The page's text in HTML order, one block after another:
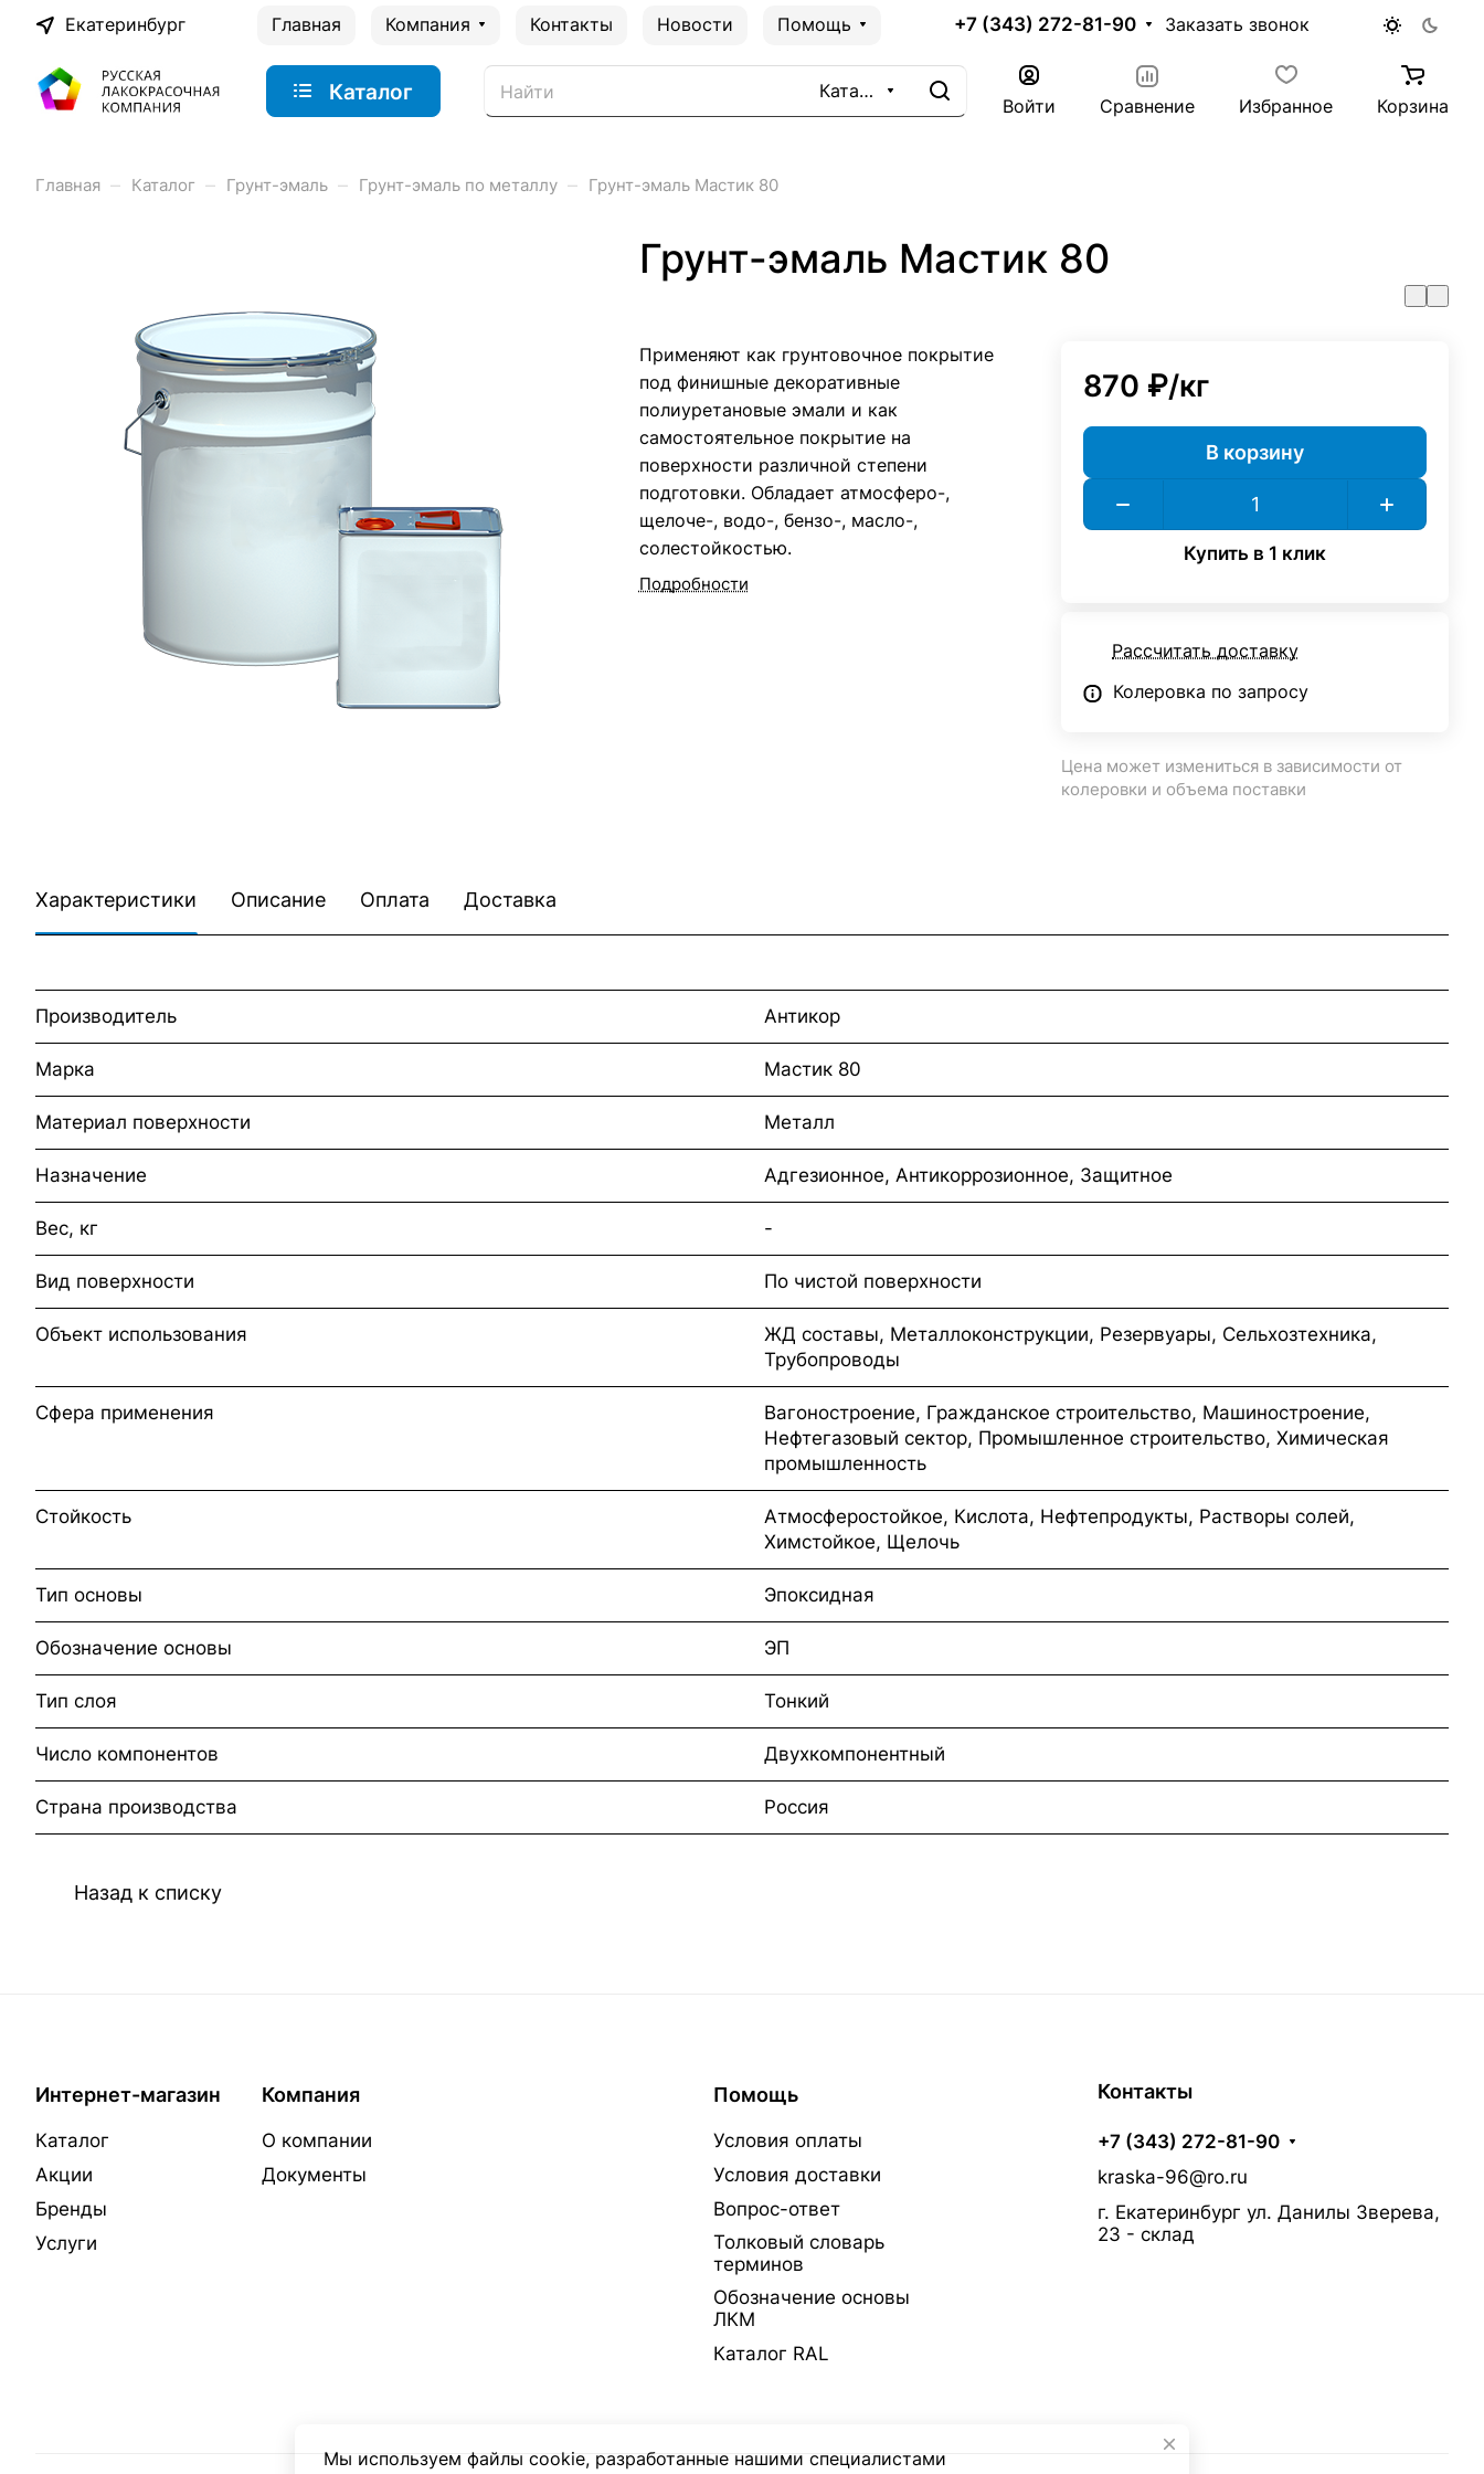
Екатеринбург Главная Компания Контакты Новости Помощь +7 (343) 272-81-90 Заказать звонок
Каталог Каталог
Войти Сравнение Избранное Корзина
Главная – Каталог – Грунт-эмаль – Грунт-эмаль по металлу – Грунт-эмаль Мастик 80
Грунт-эмаль Мастик 80
Применяют как грунтовочное покрытие
под финишные декоративные
полиуретановые эмали и как
самостоятельное покрытие на
поверхности различной степени
подготовки. Обладает атмосферо-,
щелоче-, водо-, бензо-, масло-,
солестойкостью.
Подробности
870 ₽/кг
В корзину
Купить в 1 клик
Рассчитать доставку
Колеровка по запросу
Цена может измениться в зависимости от
колеровки и объема поставки
Характеристики Описание Оплата Доставка
Производитель Антикор
Марка Мастик 80
Материал поверхности Металл
Назначение Адгезионное, Антикоррозионное, Защитное
Вес, кг -
Вид поверхности По чистой поверхности
Объект использования
ЖД составы, Металлоконструкции, Резервуары, Сельхозтехника,
Трубопроводы
Сфера применения
Вагоностроение, Гражданское строительство, Машиностроение,
Нефтегазовый сектор, Промышленное строительство, Химическая
промышленность
Стойкость
Атмосферостойкое, Кислота, Нефтепродукты, Растворы солей,
Химстойкое, Щелочь
Тип основы Эпоксидная
Обозначение основы ЭП
Тип слоя Тонкий
Число компонентов Двухкомпонентный
Страна производства Россия
Назад к списку
Интернет-магазин
Каталог
Акции
Бренды
Услуги
Компания
О компании
Документы
Помощь
Условия оплаты
Условия доставки
Вопрос-ответ
Толковый словарь
терминов
Обозначение основы
ЛКМ
Каталог RAL
Контакты
+7 (343) 272-81-90
kraska-96@ro.ru
г. Екатеринбург ул. Данилы Зверева,
23 - склад
Мы используем файлы cookie, разработанные нашими специалистами